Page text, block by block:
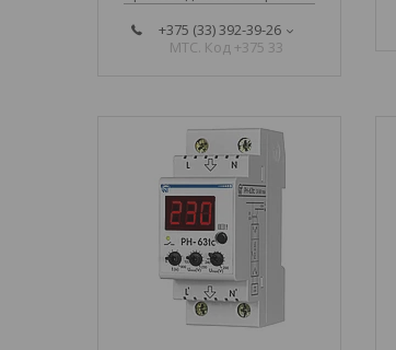
+375 (33) 392-39-26
МТС. Код +375 33